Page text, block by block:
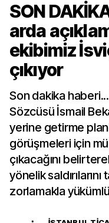
SON
arda
ekibimiz
çıkıyor
Son dakika haberi...
Sözcüsü İsmail
yerine getirme
görüşmeleri için
çıkacağını
yönelik
zorlamakla